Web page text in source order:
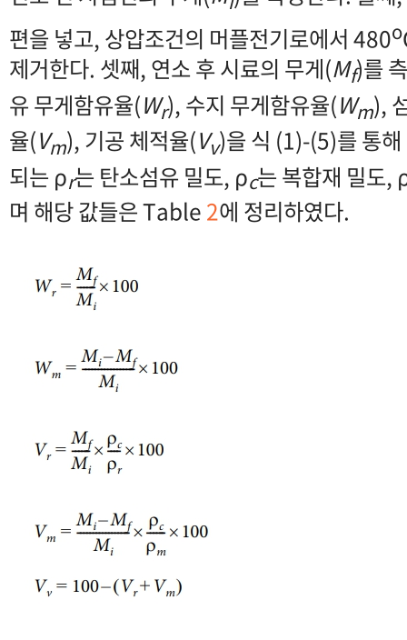
편을 넣고, 상압조건의 머플전기로에서 480o
제거한다. 셋째, 연소 후 시료의 무게(Mf)를
유 무게함유율(Wr), 수지 무게함유율(Wm),
율(Vm), 기공 체적율(Vv)을 식 (1)-(5)를 통
되는 ρr는 탄소섬유 밀도, ρc는 복합재 밀도,
며 해당 값들은 Table2에 정리하였다.